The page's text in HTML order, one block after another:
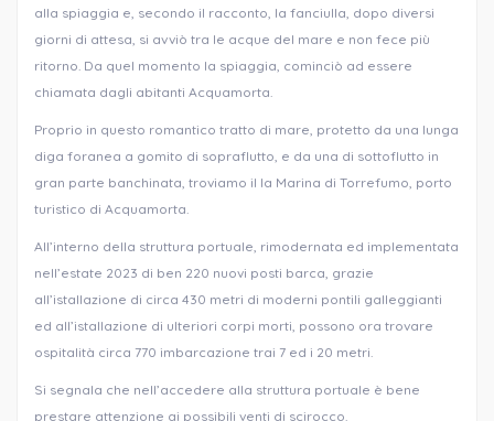
alla spiaggia e, secondo il racconto, la fanciulla, dopo diversi
giorni di attesa, si avviò tra le acque del mare e non fece più
ritorno. Da quel momento la spiaggia, cominciò ad essere
chiamata dagli abitanti Acquamorta.
Proprio in questo romantico tratto di mare, protetto da una lunga
diga foranea a gomito di sopraflutto, e da una di sottoflutto in
gran parte banchinata, troviamo il la Marina di Torrefumo, porto
turistico di Acquamorta.
All’interno della struttura portuale, rimodernata ed implementata
nell’estate 2023 di ben 220 nuovi posti barca, grazie
all’istallazione di circa 430 metri di moderni pontili galleggianti
ed all’istallazione di ulteriori corpi morti, possono ora trovare
ospitalità circa 770 imbarcazione trai 7 ed i 20 metri.
Si segnala che nell’accedere alla struttura portuale è bene
prestare attenzione ai possibili venti di scirocco.